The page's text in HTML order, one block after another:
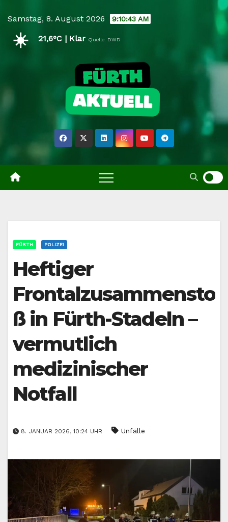
content
Samstag, 8. August 2026 9:10:44 AM
☀️ 21,6°C | Klar Quelle: DWD
FÜRTH POLIZEI
Heftiger
Frontalzusammensto
ß in Fürth-Stadeln –
vermutlich
medizinischer
Notfall
8. JANUAR 2026, 10:24 UHR Unfälle